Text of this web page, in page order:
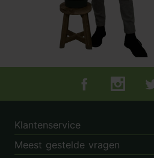
Tuincentrum.nl op
Klantenservice
Meest gestelde vragen